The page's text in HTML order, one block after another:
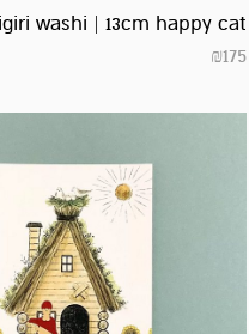
washi | 13cm happy cat
₪175